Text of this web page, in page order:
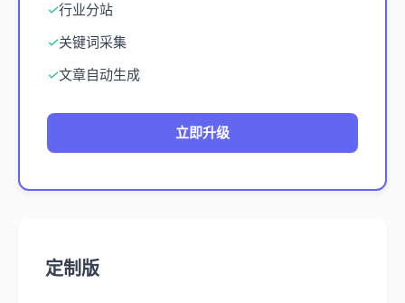
✓行业分站
✓关键词采集
✓文章自动生成
立即升级
定制版